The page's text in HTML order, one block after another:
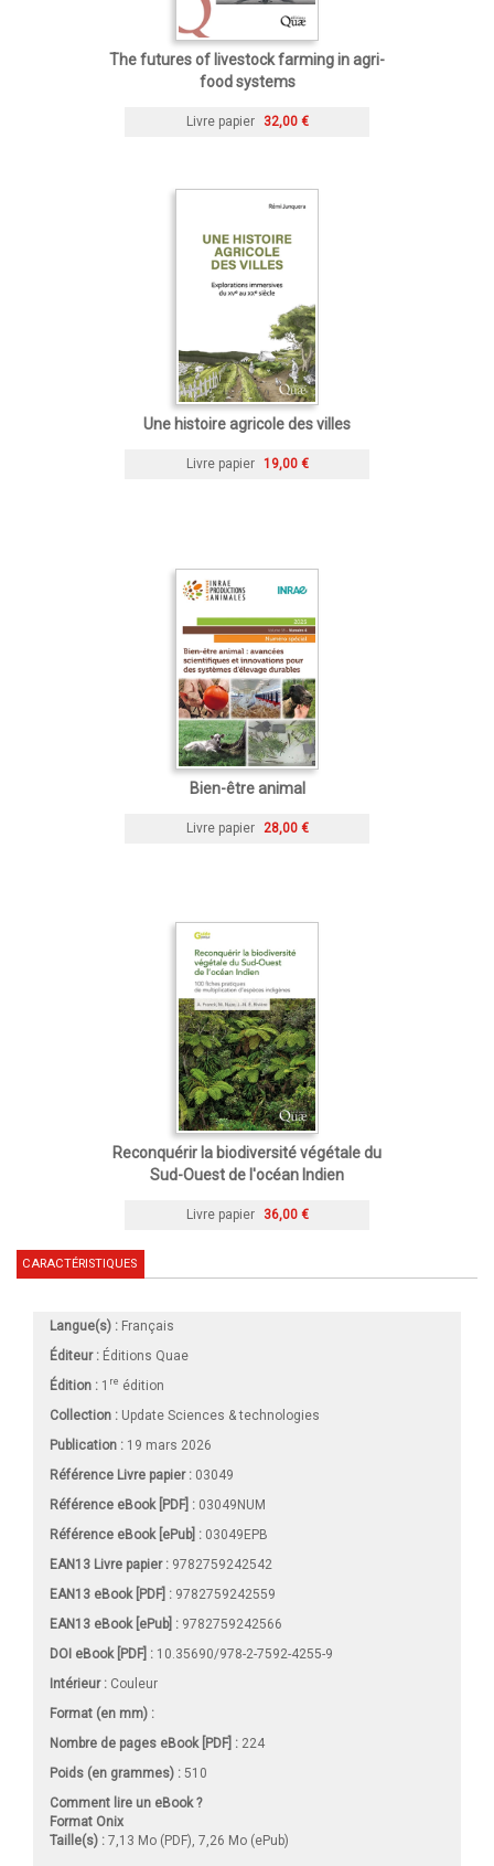
The futures of livestock farming in agri-
food systems
Livre papier 32,00 €
Une histoire agricole des villes
Livre papier 19,00 €
Bien-être animal
Livre papier 28,00 €
Reconquérir la biodiversité végétale du
Sud-Ouest de l'océan Indien
Livre papier 36,00 €
CARACTÉRISTIQUES
Langue(s) : Français
Éditeur : Éditions Quae
Édition : 1 re édition
Collection : Update Sciences & technologies
Publication : 19 mars 2026
Référence Livre papier : 03049
Référence eBook [PDF] : 03049NUM
Référence eBook [ePub] : 03049EPB
EAN13 Livre papier : 9782759242542
EAN13 eBook [PDF] : 9782759242559
EAN13 eBook [ePub] : 9782759242566
DOI eBook [PDF] : 10.35690/978-2-7592-4255-9
Intérieur : Couleur
Format (en mm) :
Nombre de pages eBook [PDF] : 224
Poids (en grammes) : 510
Comment lire un eBook ?
Format Onix
Taille(s) : 7,13 Mo (PDF), 7,26 Mo (ePub)